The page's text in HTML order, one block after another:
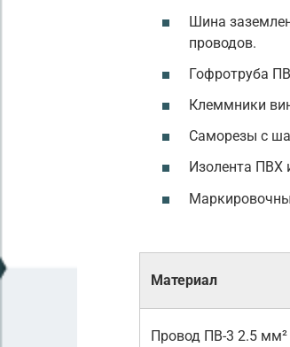
Шина
проводов.
Гофротруба
Клеммники
Саморезы с
Изолента ПВХ
Материал
Провод ПВ-3 2.5 мм²